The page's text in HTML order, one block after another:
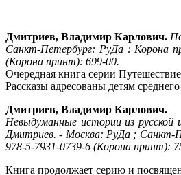
Дмитриев, Владимир Карлович.
Санкт-Петербург: РуДа : Корона
(Корона принт): 699-00.
Очередная книга серии
Рассказы адресованы детям
Дмитриев, Владимир Карлович.
Невыдуманные истории из
Дмитриев. - Москва: РуДа ; Санкт-
978-5-7931-0739-6 (Корона принт):
Книга продолжает серию и